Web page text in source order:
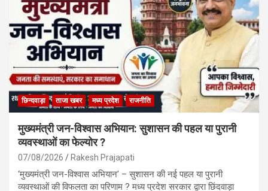
छिन्दवाड़ा ताजा खबर मध्य प्रदेश राजनीति
मुख्यमंत्री जन-विश्वास अभियान: सुशासन की पहल या पुरानी
व्यवस्थाओं का फेल्योर ?
07/08/2026 Rakesh Prajapati
‘मुख्यमंत्री जन-विश्वास अभियान’ – सुशासन की नई पहल या पुरानी
व्यवस्थाओं की विफलता का परिणाम ? मध्य प्रदेश सरकार द्वारा छिंदवाड़ा